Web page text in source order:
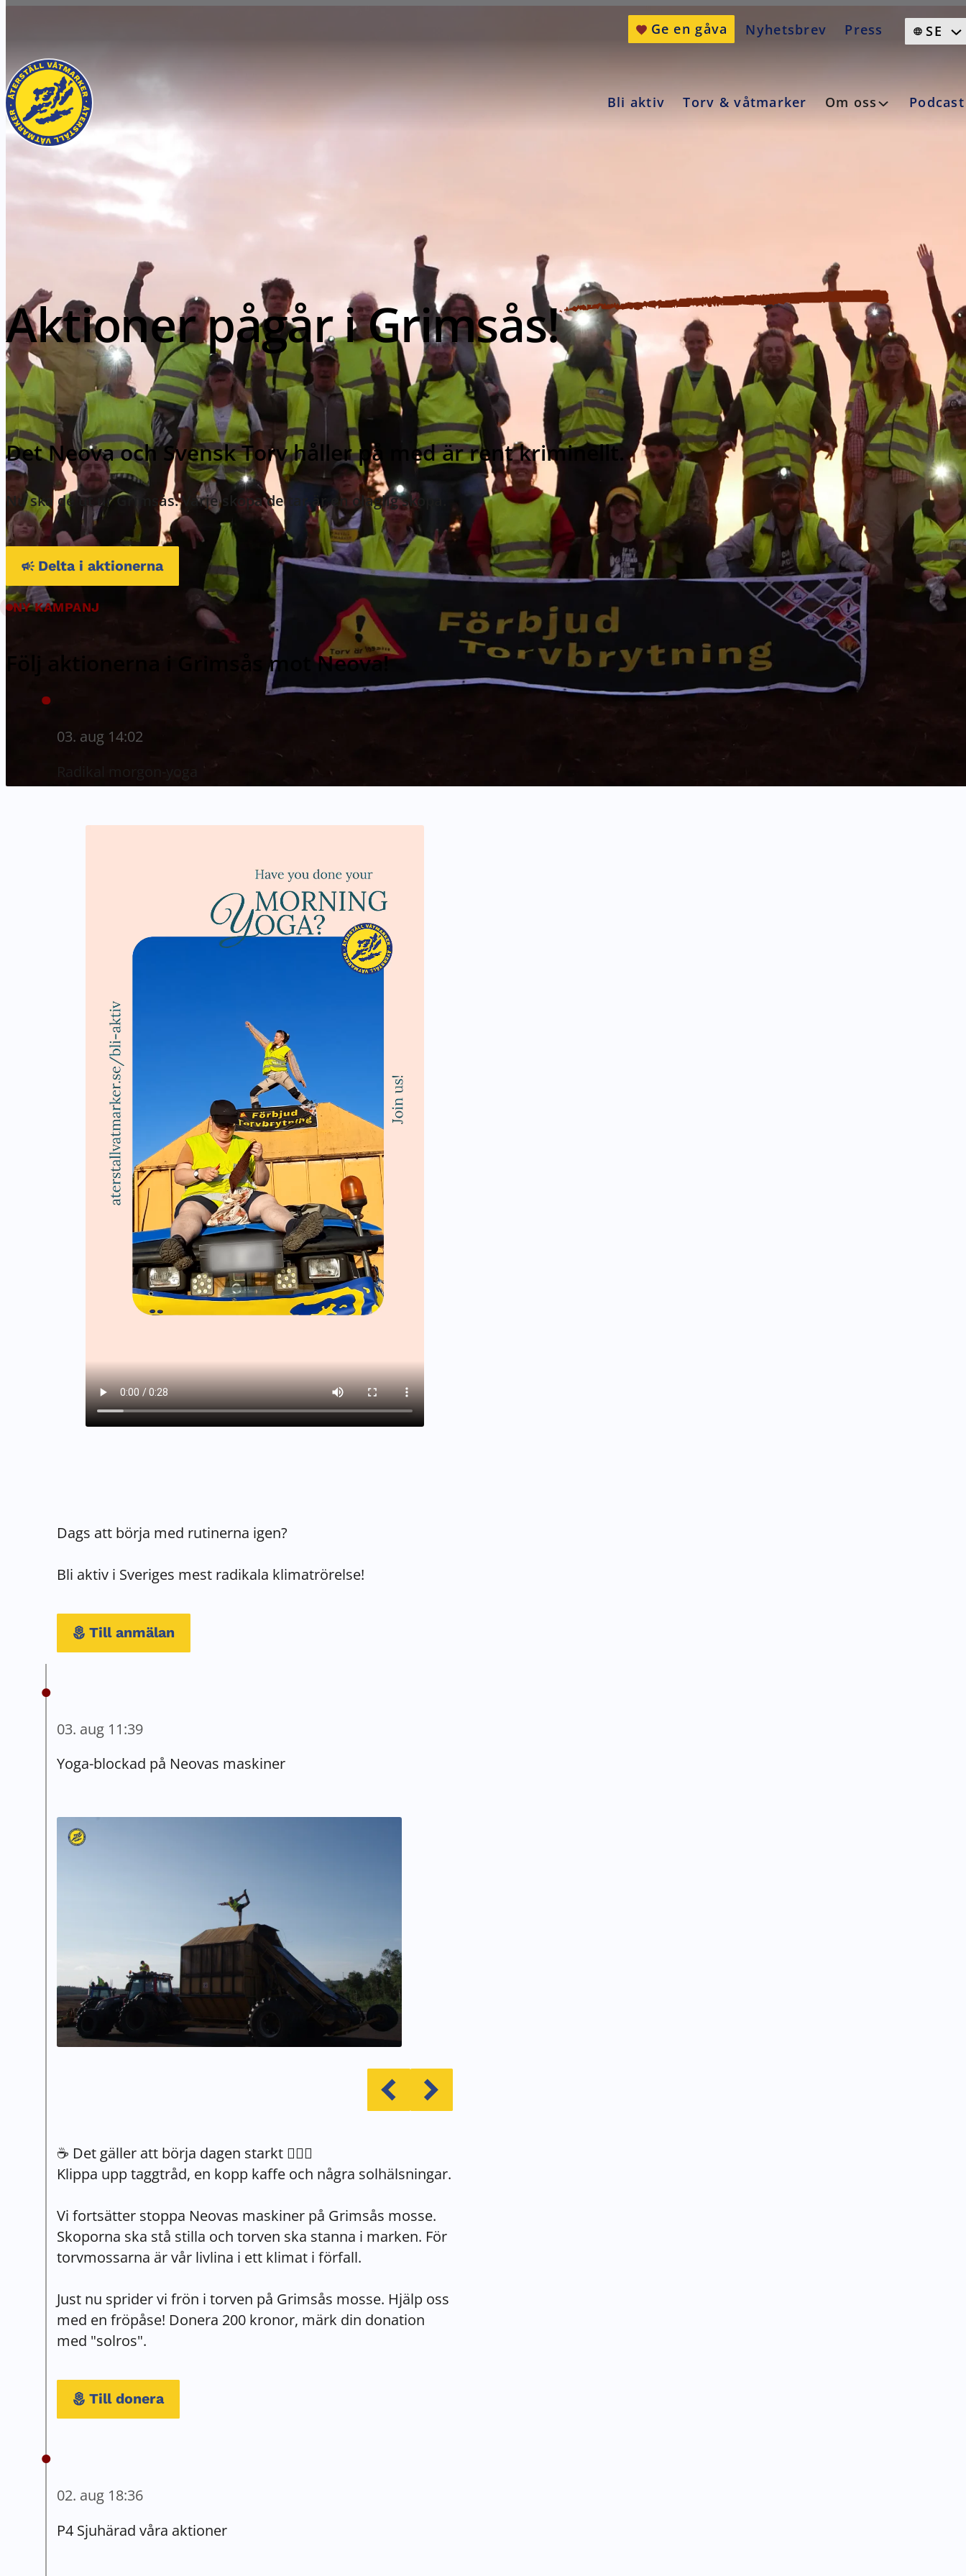
Bli aktiv Torv & våtmarker Om oss Podcast
Ge en gåva Nyhetsbrev Press SE
Aktioner pågår i Grimsås!
Det Neova och Svensk Torv håller på med är rent kriminellt.
Nu ska de ut ur Grimsås. Varje skopa de tar är en olaglig skopa.
Delta i aktionerna
NY KAMPANJ
Följ aktionerna i Grimsås mot Neova!
03. aug 14:02
Radikal morgon-yoga
Dags att börja med rutinerna igen?
Bli aktiv i Sveriges mest radikala klimatrörelse!
Till anmälan
03. aug 11:39
Yoga-blockad på Neovas maskiner
previousnext
☕ Det gäller att börja dagen starkt 🧘🏼‍♀️
Klippa upp taggtråd, en kopp kaffe och några solhälsningar.
Vi fortsätter stoppa Neovas maskiner på Grimsås mosse.
Skoporna ska stå stilla och torven ska stanna i marken. För
torvmossarna är vår livlina i ett klimat i förfall.
Just nu sprider vi frön i torven på Grimsås mosse. Hjälp oss
med en fröpåse! Donera 200 kronor, märk din donation
med "solros".
Till donera
02. aug 18:36
P4 Sjuhärad våra aktioner